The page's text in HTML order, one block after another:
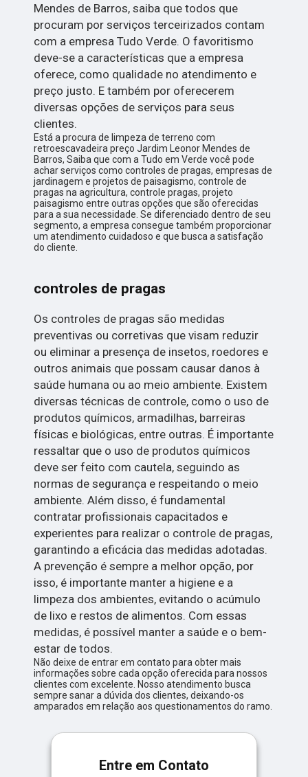
Mendes de Barros, saiba que todos que
procuram por serviços terceirizados contam
com a empresa Tudo Verde. O favoritismo
deve-se a características que a empresa
oferece, como qualidade no atendimento e
preço justo. E também por oferecerem
diversas opções de serviços para seus
clientes.
Está a procura de limpeza de terreno com
retroescavadeira preço Jardim Leonor Mendes de
Barros, Saiba que com a Tudo em Verde você pode
achar serviços como controles de pragas, empresas de
jardinagem e projetos de paisagismo, controle de
pragas na agricultura, controle pragas, projeto
paisagismo entre outras opções que são oferecidas
para a sua necessidade. Se diferenciado dentro de seu
segmento, a empresa consegue também proporcionar
um atendimento cuidadoso e que busca a satisfação
do cliente.
controles de pragas
Os controles de pragas são medidas
preventivas ou corretivas que visam reduzir
ou eliminar a presença de insetos, roedores e
outros animais que possam causar danos à
saúde humana ou ao meio ambiente. Existem
diversas técnicas de controle, como o uso de
produtos químicos, armadilhas, barreiras
físicas e biológicas, entre outras. É importante
ressaltar que o uso de produtos químicos
deve ser feito com cautela, seguindo as
normas de segurança e respeitando o meio
ambiente. Além disso, é fundamental
contratar profissionais capacitados e
experientes para realizar o controle de pragas,
garantindo a eficácia das medidas adotadas.
A prevenção é sempre a melhor opção, por
isso, é importante manter a higiene e a
limpeza dos ambientes, evitando o acúmulo
de lixo e restos de alimentos. Com essas
medidas, é possível manter a saúde e o bem-
estar de todos.
Não deixe de entrar em contato para obter mais
informações sobre cada opção oferecida para nossos
clientes com excelente. Nosso atendimento busca
sempre sanar a dúvida dos clientes, deixando-os
amparados em relação aos questionamentos do ramo.
Entre em Contato